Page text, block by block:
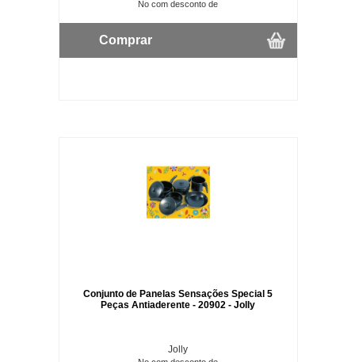
No com desconto de
Comprar
Conjunto de Panelas Sensações Special 5
Peças Antiaderente - 20902 - Jolly
Jolly